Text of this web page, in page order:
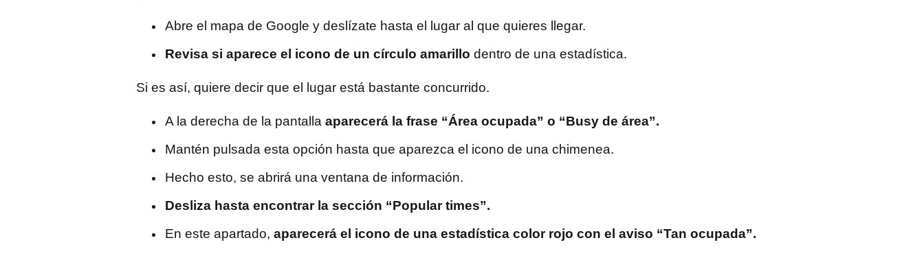
Abre el mapa de Google y deslízate hasta el lugar al que quieres llegar.
Revisa si aparece el icono de un círculo amarillo dentro de una estadística.
Si es así, quiere decir que el lugar está bastante concurrido.
A la derecha de la pantalla aparecerá la frase “Área ocupada” o “Busy de área”.
Mantén pulsada esta opción hasta que aparezca el icono de una chimenea.
Hecho esto, se abrirá una ventana de información.
Desliza hasta encontrar la sección “Popular times”.
En este apartado, aparecerá el icono de una estadística color rojo con el aviso “Tan ocupada”.